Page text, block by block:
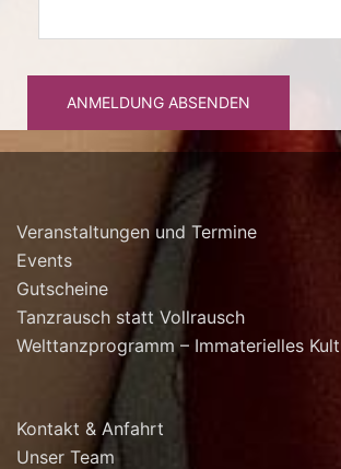
ANMELDUNG ABSENDEN
Veranstaltungen und Termine
Events
Gutscheine
Tanzrausch statt Vollrausch
Welttanzprogramm – Immaterielles
Kontakt & Anfahrt
Unser Team